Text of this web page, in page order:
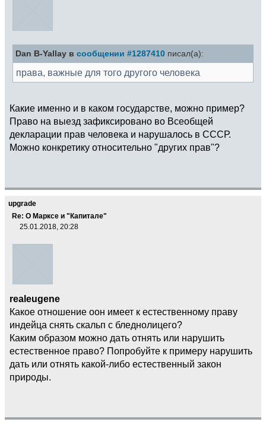
Dan B-Yallay в сообщении #1287410 писал(а):
права, важные для того другого человека
Какие именно и в каком государстве, можно пример?
Право на выезд зафиксировано во Всеобщей
декларации прав человека и нарушалось в СССР.
Можно конкретику относительно "других прав"?
upgrade
Re: О Марксе и "Капитале"
25.01.2018, 20:28
realeugene
Какое отношение оон имеет к естественному праву
индейца снять скальп с бледнолицего?
Каким образом можно дать отнять или нарушить
естественное право? Попробуйте к примеру нарушить
дать или отнять какой-либо естественный закон
природы.